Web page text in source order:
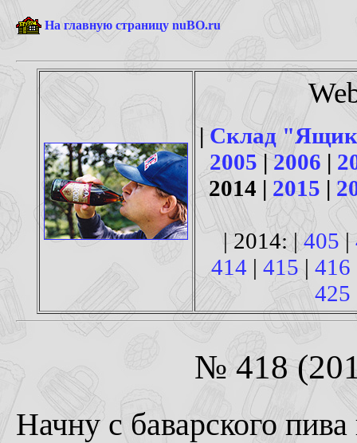
На главную страницу nuBO.ru
| Склад
2005|2006 |
2014 | 2015 |
| 2014: |405 |
414 | 415 | 416
425
№ 418
Начну с баварского